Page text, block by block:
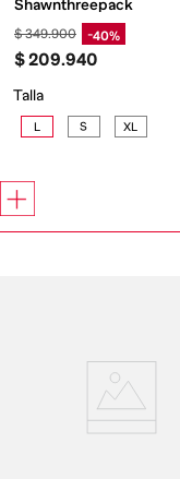
Shawnthreepack
$349.900 40%
$209.940
Talla
L S XL